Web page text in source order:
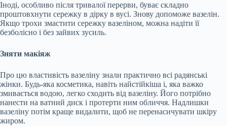
Іноді, особливо після тривалої перерви, буває складно
проштовхнути сережку в дірку в вусі. Знову допоможе вазелін.
Якщо трохи змастити сережку вазеліном, можна надіти її
безболісно і без зайвих зусиль.
Зняти макіяж
Про цю властивість вазеліну знали практично всі радянські
жінки. Будь-яка косметика, навіть найстійкіша і, яка важко
змивається водою, легко сходить від вазеліну. Його потрібно
нанести на ватний диск і протерти ним обличчя. Надлишки
вазеліну потім краще видалити, щоб не перенасичувати шкіру
жиром.